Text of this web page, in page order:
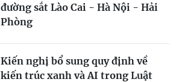
đường sắt Lào Cai - Hà Nội - Hải
Phòng
Kiến nghị bổ sung quy định về
kiến trúc xanh và AI trong Luật